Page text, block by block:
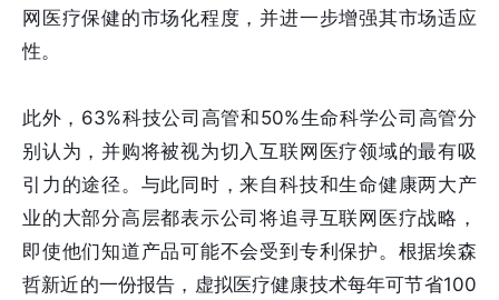
网医疗保健的市场化程度，并进一步增强其市场适应
性。
此外，63%科技公司高管和50%生命科学公司高管分
别认为，并购将被视为切入互联网医疗领域的最有吸
引力的途径。与此同时，来自科技和生命健康两大产
业的大部分高层都表示公司将追寻互联网医疗战略，
即使他们知道产品可能不会受到专利保护。根据埃森
哲新近的一份报告，虚拟医疗健康技术每年可节省100